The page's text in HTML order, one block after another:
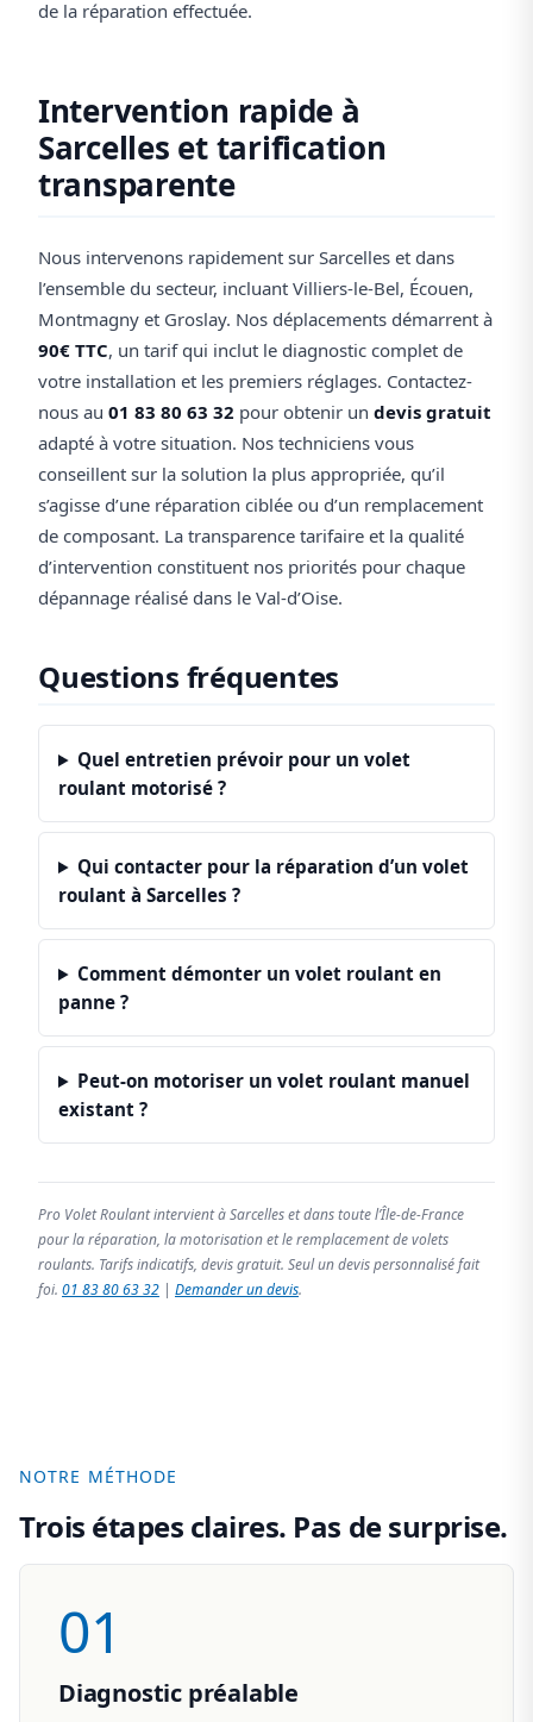
de la réparation effectuée.
Intervention rapide à
Sarcelles et tarification
transparente
Nous intervenons rapidement sur Sarcelles et dans
l’ensemble du secteur, incluant Villiers-le-Bel, Écouen,
Montmagny et Groslay. Nos déplacements démarrent à
90€ TTC, un tarif qui inclut le diagnostic complet de
votre installation et les premiers réglages. Contactez-
nous au 01 83 80 63 32 pour obtenir un devis gratuit
adapté à votre situation. Nos techniciens vous
conseillent sur la solution la plus appropriée, qu’il
s’agisse d’une réparation ciblée ou d’un remplacement
de composant. La transparence tarifaire et la qualité
d’intervention constituent nos priorités pour chaque
dépannage réalisé dans le Val-d’Oise.
Questions fréquentes
Quel entretien prévoir pour un volet
roulant motorisé ?
Qui contacter pour la réparation d’un volet
roulant à Sarcelles ?
Comment démonter un volet roulant en
panne ?
Peut-on motoriser un volet roulant manuel
existant ?
Pro Volet Roulant intervient à Sarcelles et dans toute l’Île-de-France
pour la réparation, la motorisation et le remplacement de volets
roulants. Tarifs indicatifs, devis gratuit. Seul un devis personnalisé fait
foi. 01 83 80 63 32 | Demander un devis.
NOTRE MÉTHODE
Trois étapes claires. Pas de surprise.
01
Diagnostic préalable